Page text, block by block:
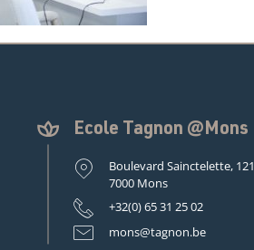
Ecole Tagnon @Mons
Boulevard Sainctelette, 121
7000 Mons
+32(0) 65 31 25 02
mons@tagnon.be